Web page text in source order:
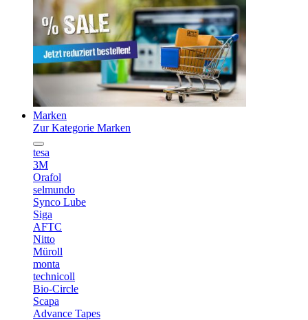
Marken
Zur Kategorie Marken
tesa
3M
Orafol
selmundo
Synco Lube
Siga
AFTC
Nitto
Müroll
monta
technicoll
Bio-Circle
Scapa
Advance Tapes